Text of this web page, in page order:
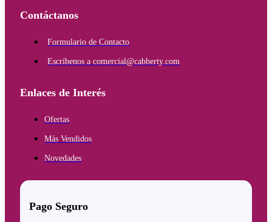
Contáctanos
Formulario de Contacto
Escríbenos a comercial@cabberty.com
Enlaces de Interés
Ofertas
Más Vendidos
Novedades
Pago Seguro